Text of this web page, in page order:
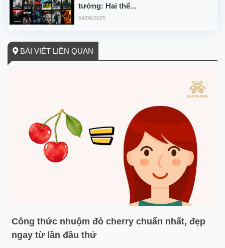
tưởng: Hai thể...
04/09/2025
BÀI VIẾT LIÊN QUAN
Công thức nhuộm đỏ cherry chuẩn nhất, đẹp
ngay từ lần đầu thử